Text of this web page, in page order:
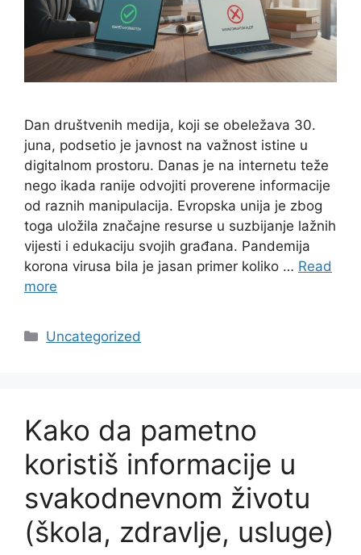
Dan društvenih medija, koji se obeležava 30.
juna, podsetio je javnost na važnost istine u
digitalnom prostoru. Danas je na internetu teže
nego ikada ranije odvojiti proverene informacije
od raznih manipulacija. Evropska unija je zbog
toga uložila značajne resurse u suzbijanje lažnih
vijesti i edukaciju svojih građana. Pandemija
korona virusa bila je jasan primer koliko … Read
more
Categories
Uncategorized
Kako da pametno
koristiš informacije u
svakodnevnom životu
(škola, zdravlje, usluge)